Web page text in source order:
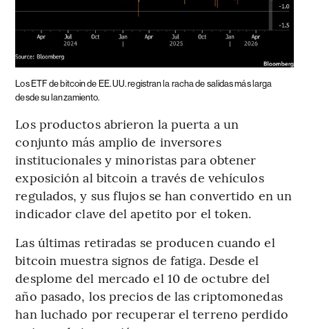
Los ETF de bitcoin de EE. UU. registran la racha de salidas más larga
desde su lanzamiento.
Los productos abrieron la puerta a un
conjunto más amplio de inversores
institucionales y minoristas para obtener
exposición al bitcoin a través de vehículos
regulados, y sus flujos se han convertido en un
indicador clave del apetito por el token.
Las últimas retiradas se producen cuando el
bitcoin muestra signos de fatiga. Desde el
desplome del mercado el 10 de octubre del
año pasado, los precios de las criptomonedas
han luchado por recuperar el terreno perdido